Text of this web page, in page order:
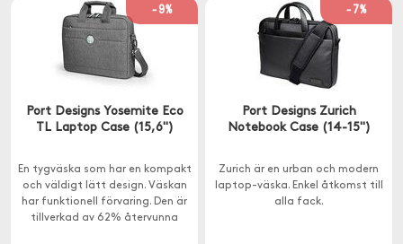
-9%
Port Designs Yosemite Eco
TL Laptop Case (15,6")
En tygväska som har en kompakt
och väldigt lätt design. Väskan
har funktionell förvaring. Den är
tillverkad av 62% återvunna
-7%
Port Designs Zurich
Notebook Case (14-15")
Zurich är en urban och modern
laptop-väska. Enkel åtkomst till
alla fack.